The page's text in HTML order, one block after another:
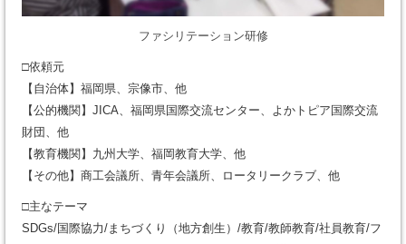
ファシリテーション研修
□依頼元
【自治体】福岡県、宗像市、他
【公的機関】JICA、福岡県国際交流センター、よかトピア国際交流
財団、他
【教育機関】九州大学、福岡教育大学、他
【その他】商工会議所、青年会議所、ロータリークラブ、他
□主なテーマ
SDGs/国際協力/まちづくり（地方創生）/教育/教師教育/社員教育/フ